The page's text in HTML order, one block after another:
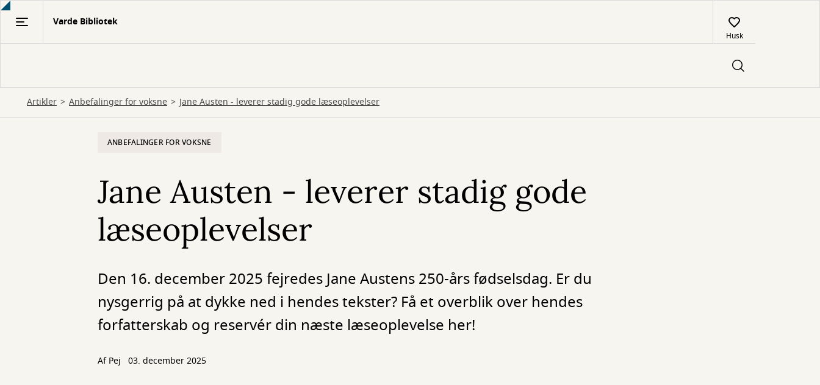
Gå
Varde Bibliotek
Husk
Artikler Anbefalinger for voksne Jane Austen - leverer stadig gode læseoplevelser
ANBEFALINGER FOR VOKSNE
Jane Austen - leverer stadig gode
læseoplevelser
Den 16. december 2025 fejredes Jane Austens 250-års fødselsdag. Er du
nysgerrig på at dykke ned i hendes tekster? Få et overblik over hendes
forfatterskab og reservér din næste læseoplevelse her!
AfPej 03. december 2025